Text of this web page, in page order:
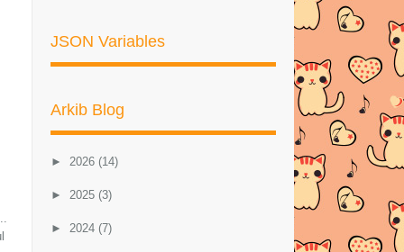
JSON Variables
Arkib Blog
► 2026 (14)
► 2025 (3)
► 2024 (7)